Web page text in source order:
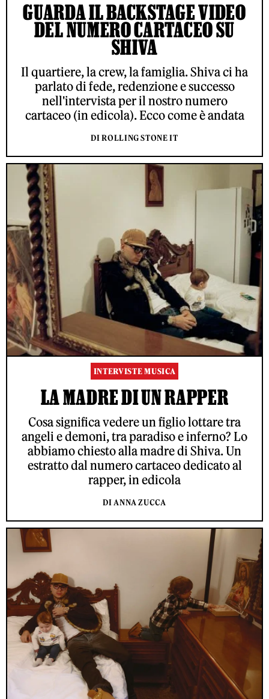
GUARDA IL BACKSTAGE VIDEO
DEL NUMERO CARTACEO SU
SHIVA
Il quartiere, la crew, la famiglia. Shiva ci ha
parlato di fede, redenzione e successo
nell'intervista per il nostro numero
cartaceo (in edicola). Ecco come è andata
DI ROLLING STONE IT
INTERVISTE MUSICA
LA MADRE DI UN RAPPER
Cosa significa vedere un figlio lottare tra
angeli e demoni, tra paradiso e inferno? Lo
abbiamo chiesto alla madre di Shiva. Un
estratto dal numero cartaceo dedicato al
rapper, in edicola
DI ANNA ZUCCA